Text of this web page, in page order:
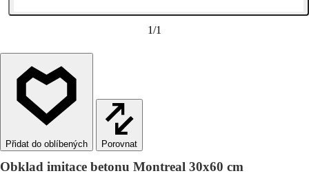
1/1
Porovnat
Obklad imitace betonu Montreal 30x60 cm